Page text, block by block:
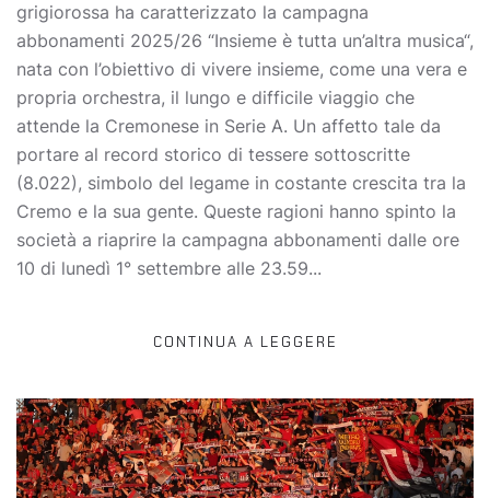
grigiorossa ha caratterizzato la campagna
abbonamenti 2025/26 “Insieme è tutta un’altra musica“,
nata con l’obiettivo di vivere insieme, come una vera e
propria orchestra, il lungo e difficile viaggio che
attende la Cremonese in Serie A. Un affetto tale da
portare al record storico di tessere sottoscritte
(8.022), simbolo del legame in costante crescita tra la
Cremo e la sua gente. Queste ragioni hanno spinto la
società a riaprire la campagna abbonamenti dalle ore
10 di lunedì 1° settembre alle 23.59...
CONTINUA A LEGGERE